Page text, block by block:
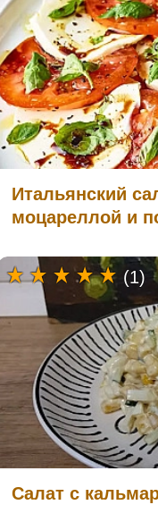
Итальянский
моцареллой и
Салат с
(1)